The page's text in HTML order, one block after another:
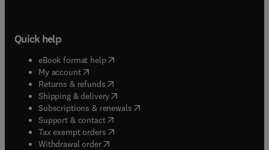
Quick help
eBook format help( opens in new tab/window
My account( opens in new tab/window
Returns & refunds( opens in new tab/window
Shipping & delivery(opens in new tab/window
Subscriptions & renewals( opens in new tab/window
Support & contact( opens in new tab/window
Tax exempt orders( opens in new tab/window
Withdrawal order